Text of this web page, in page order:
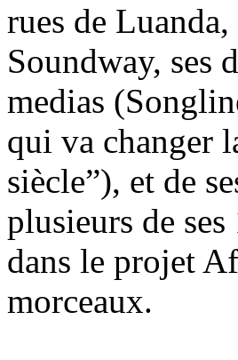
rues de
Soundway, ses
medias
qui va changer
siècle”), et de
plusieurs de
dans le projet
morceaux.